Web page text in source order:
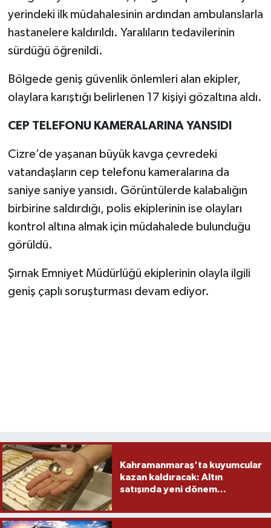
yerindeki ilk müdahalesinin ardından ambulanslarla
hastanelere kaldırıldı. Yaralıların tedavilerinin
sürdüğü öğrenildi.
Bölgede geniş güvenlik önlemleri alan ekipler,
olaylara karıştığı belirlenen 17 kişiyi gözaltına aldı.
CEP TELEFONU KAMERALARINA YANSIDI
Cizre’de yaşanan büyük kavga çevredeki
vatandaşların cep telefonu kameralarına da
saniye saniye yansıdı. Görüntülerde kalabalığın
birbirine saldırdığı, polis ekiplerinin ise olayları
kontrol altına almak için müdahalede bulunduğu
görüldü.
Şırnak Emniyet Müdürlüğü ekiplerinin olayla ilgili
geniş çaplı soruşturması devam ediyor.
Kahramanmaraş'ta kuyumcular
kazan kaldıracak: Altın
satışında yeni dönem...